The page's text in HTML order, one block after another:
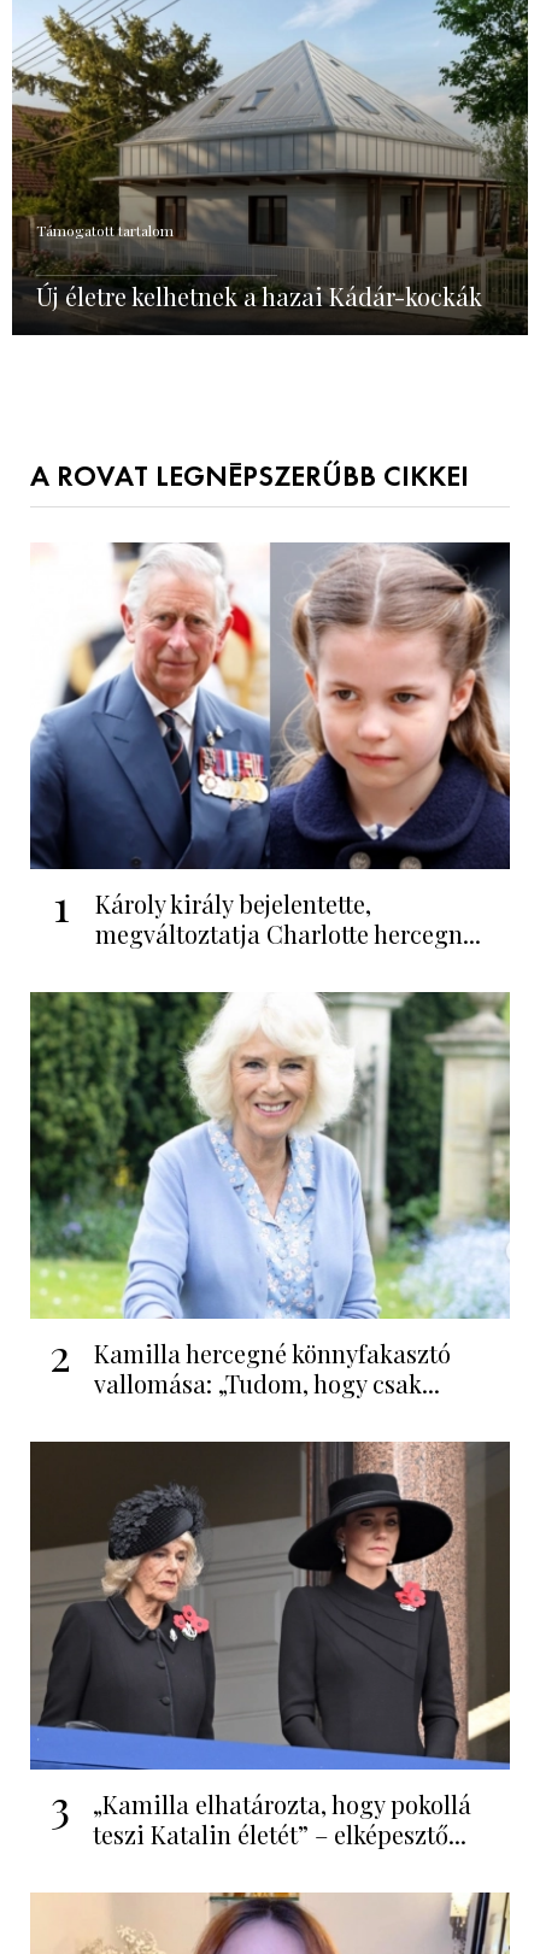
Támogatott tartalom
Új életre kelhetnek a hazai Kádár-kockák
A ROVAT LEGNÉPSZERŰBB CIKKEI
1
Károly király bejelentette,
megváltoztatja Charlotte hercegn...
2
Kamilla hercegné könnyfakasztó
vallomása: „Tudom, hogy csak...
3
„Kamilla elhatározta, hogy pokollá
teszi Katalin életét” – elképesztő...